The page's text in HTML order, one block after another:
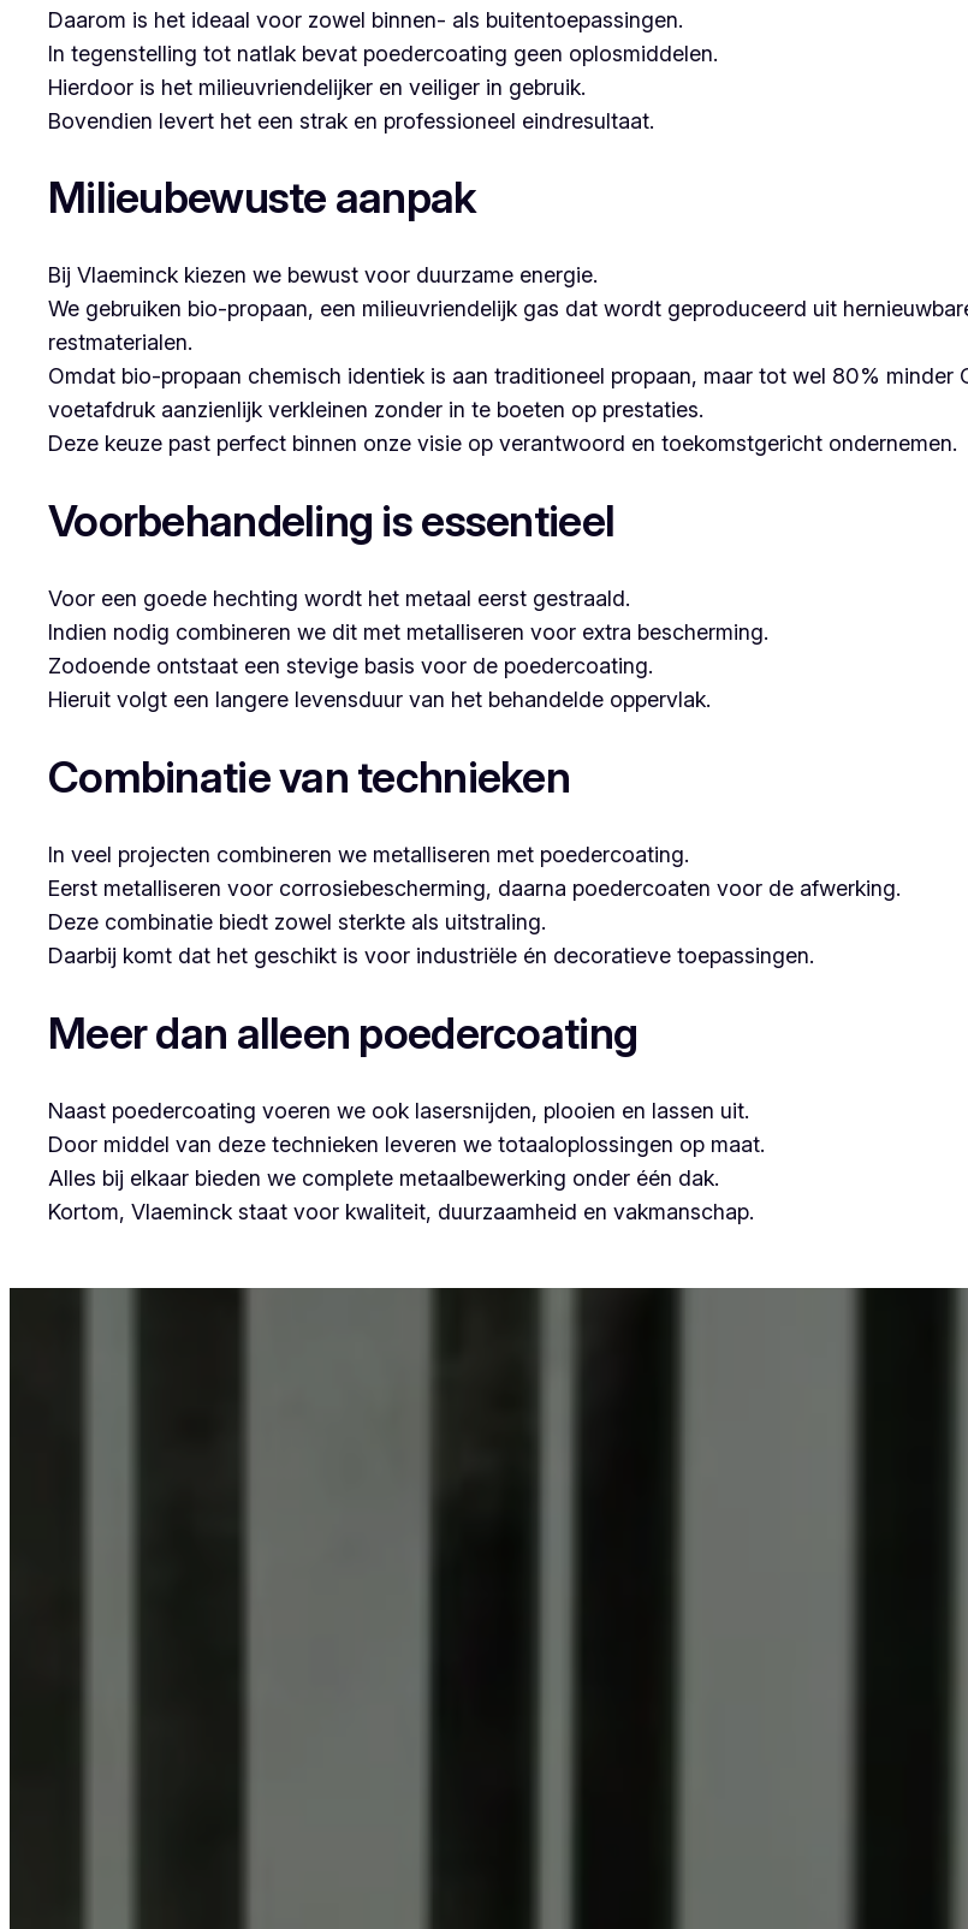
Daarom is het ideaal voor zowel binnen- als buitentoepassingen.
In tegenstelling tot natlak bevat poedercoating geen oplosmiddelen.
Hierdoor is het milieuvriendelijker en veiliger in gebruik.
Bovendien levert het een strak en professioneel eindresultaat.
Milieubewuste aanpak
Bij Vlaeminck kiezen we bewust voor duurzame energie.
We gebruiken bio-propaan, een milieuvriendelijk gas dat wordt geproduceerd uit
restmaterialen.
Omdat bio-propaan chemisch identiek is aan traditioneel propaan, maar tot wel 80%
voetafdruk aanzienlijk verkleinen zonder in te boeten op prestaties.
Deze keuze past perfect binnen onze visie op verantwoord en toekomstgericht ondernemen.
Voorbehandeling is essentieel
Voor een goede hechting wordt het metaal eerst gestraald.
Indien nodig combineren we dit met metalliseren voor extra bescherming.
Zodoende ontstaat een stevige basis voor de poedercoating.
Hieruit volgt een langere levensduur van het behandelde oppervlak.
Combinatie van technieken
In veel projecten combineren we metalliseren met poedercoating.
Eerst metalliseren voor corrosiebescherming, daarna poedercoaten voor de afwerking.
Deze combinatie biedt zowel sterkte als uitstraling.
Daarbij komt dat het geschikt is voor industriële én decoratieve toepassingen.
Meer dan alleen poedercoating
Naast poedercoating voeren we ook lasersnijden, plooien en lassen uit.
Door middel van deze technieken leveren we totaaloplossingen op maat.
Alles bij elkaar bieden we complete metaalbewerking onder één dak.
Kortom, Vlaeminck staat voor kwaliteit, duurzaamheid en vakmanschap.